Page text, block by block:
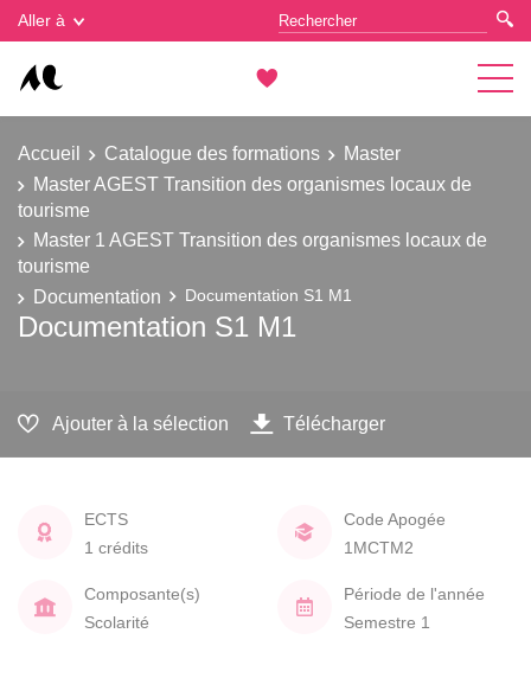
Aller à
Accueil Catalogue des formations
Master
Master AGEST Transition des organismes locaux de
tourisme
Master 1 AGEST Transition des organismes locaux de
tourisme
Documentation
Documentation S1 M1
Documentation S1 M1
Ajouter à la sélection Télécharger
ECTS
1 crédits
Code Apogée
1MCTM2
Composante(s)
Scolarité
Période de l'année
Semestre 1
Gestion des cookies